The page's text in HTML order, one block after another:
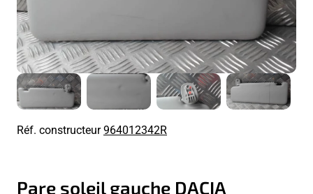
Réf. constructeur964012342R
Pare soleil gauche DACIA